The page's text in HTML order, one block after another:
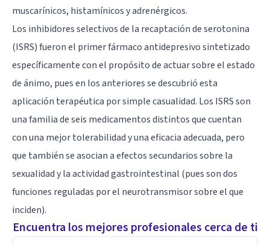
muscarínicos, histamínicos y adrenérgicos.
Los inhibidores selectivos de la recaptación de serotonina
(ISRS) fueron el primer fármaco antidepresivo sintetizado
específicamente con el propósito de actuar sobre el estado
de ánimo, pues en los anteriores se descubrió esta
aplicación terapéutica por simple casualidad. Los ISRS son
una familia de seis medicamentos distintos que cuentan
con una mejor tolerabilidad y una eficacia adecuada, pero
que también se asocian a efectos secundarios sobre la
sexualidad y la actividad gastrointestinal (pues son dos
funciones reguladas por el neurotransmisor sobre el que
inciden).
Encuentra los mejores profesionales cerca de ti